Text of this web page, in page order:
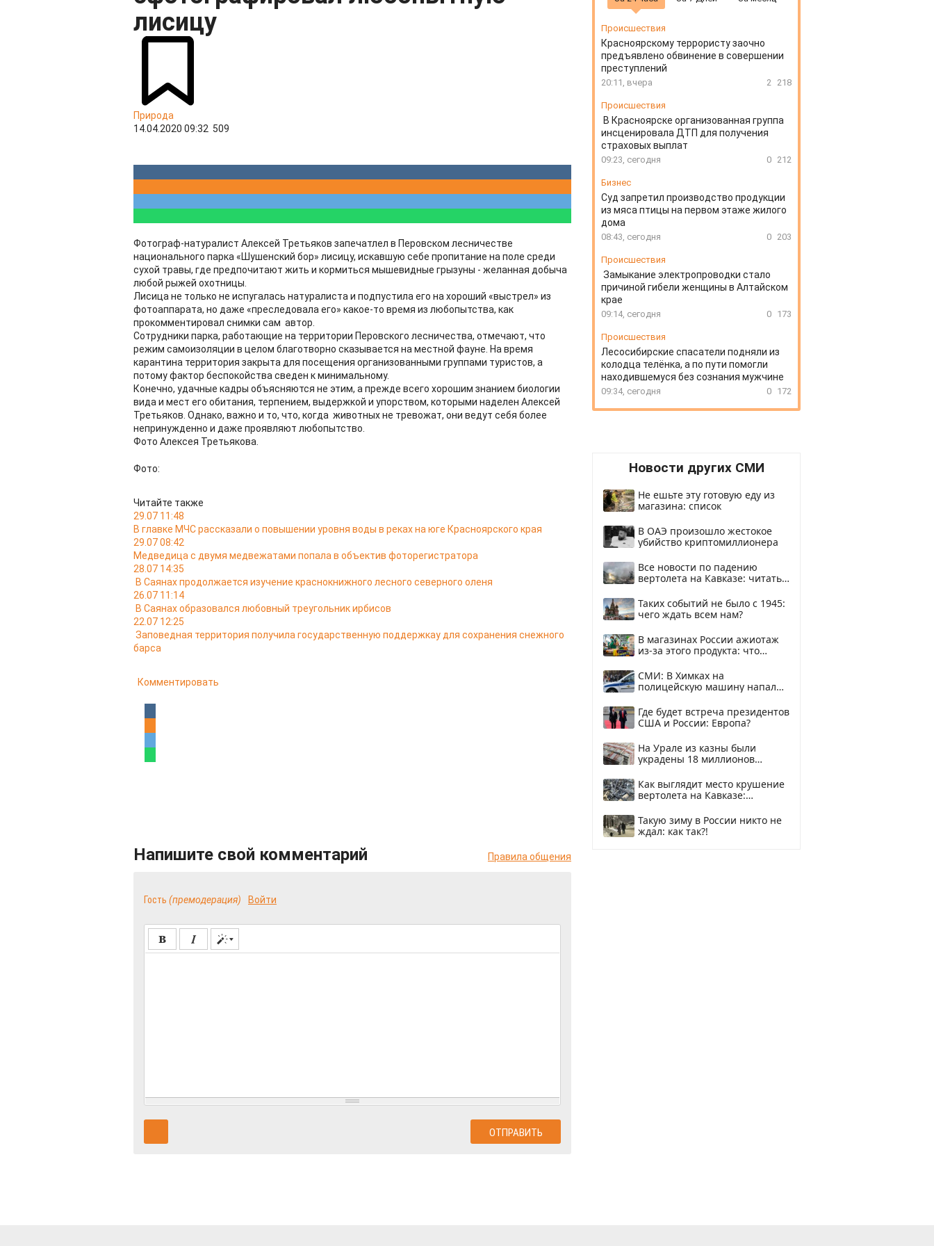
лисицу
Природа
14.04.2020 09:32 509
Фотограф-натуралист Алексей Третьяков запечатлел в Перовском лесничестве
национального парка «Шушенский бор» лисицу, искавшую себе пропитание на поле среди
сухой травы, где предпочитают жить и кормиться мышевидные грызуны - желанная добыча
любой рыжей охотницы.
Лисица не только не испугалась натуралиста и подпустила его на хороший «выстрел» из
фотоаппарата, но даже «преследовала его» какое-то время из любопытства, как
прокомментировал снимки сам автор.
Сотрудники парка, работающие на территории Перовского лесничества, отмечают, что
режим самоизоляции в целом благотворно сказывается на местной фауне. На время
карантина территория закрыта для посещения организованными группами туристов, а
потому фактор беспокойства сведен к минимальному.
Конечно, удачные кадры объясняются не этим, а прежде всего хорошим знанием биологии
вида и мест его обитания, терпением, выдержкой и упорством, которыми наделен Алексей
Третьяков. Однако, важно и то, что, когда животных не тревожат, они ведут себя более
непринужденно и даже проявляют любопытство.
Фото Алексея Третьякова.
Фото:
Читайте также
29.07 11:48
В главке МЧС рассказали о повышении уровня воды в реках на юге Красноярского края
29.07 08:42
Медведица с двумя медвежатами попала в объектив фоторегистратора
28.07 14:35
В Саянах продолжается изучение краснокнижного лесного северного оленя
26.07 11:14
В Саянах образовался любовный треугольник ирбисов
22.07 12:25
Заповедная территория получила государственную поддержкау для сохранения снежного
барса
Комментировать
Напишите свой комментарий Правила общения
Гость (премодерация) Войти
Происшествия
Красноярскому террористу заочно
предъявлено обвинение в совершении
преступлений
20:11, вчера 2 218
Происшествия
В Красноярске организованная группа
инсценировала ДТП для получения
страховых выплат
09:23, сегодня 0 212
Бизнес
Суд запретил производство продукции
из мяса птицы на первом этаже жилого
дома
08:43, сегодня 0 203
Происшествия
Замыкание электропроводки стало
причиной гибели женщины в Алтайском
крае
09:14, сегодня 0 173
Происшествия
Лесосибирские спасатели подняли из
колодца телёнка, а по пути помогли
находившемуся без сознания мужчине
09:34, сегодня 0 172
Новости других СМИ
Не ешьте эту готовую еду из
магазина: список
В ОАЭ произошло жестокое
убийство криптомиллионера
Все новости по падению
вертолета на Кавказе: читать
Таких событий не было с 1945:
чего ждать всем нам?
В магазинах России ажиотаж
из-за этого продукта: что
СМИ: В Химках на
полицейскую машину напали
Где будет встреча президентов
США и России: Европа?
На Урале из казны были
украдены 18 миллионов
Как выглядит место крушение
вертолета на Кавказе:
Такую зиму в России никто не
ждал: как так?!